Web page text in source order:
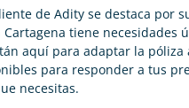
de Adity se destaca por
tiene necesidades
aquí para adaptar la
para responder a tus
necesitas.